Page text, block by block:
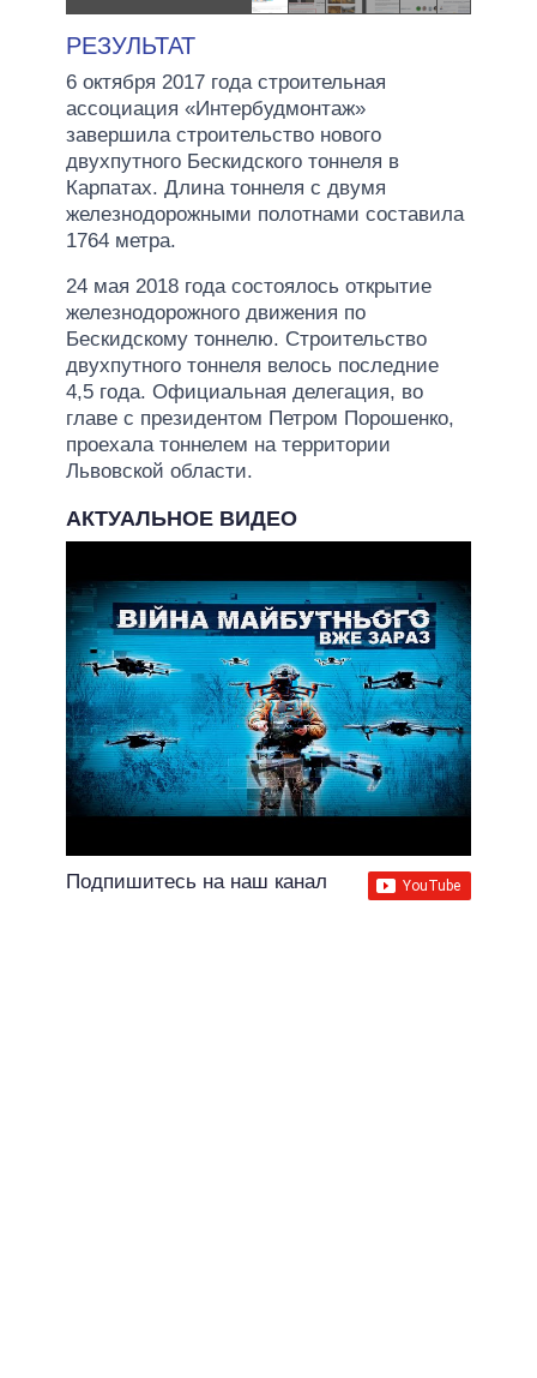
РЕЗУЛЬТАТ
6 октября 2017 года строительная
ассоциация «Интербудмонтаж»
завершила строительство нового
двухпутного Бескидского тоннеля в
Карпатах. Длина тоннеля с двумя
железнодорожными полотнами составила
1764 метра.
24 мая 2018 года состоялось открытие
железнодорожного движения по
Бескидскому тоннелю. Строительство
двухпутного тоннеля велось последние
4,5 года. Официальная делегация, во
главе с президентом Петром Порошенко,
проехала тоннелем на территории
Львовской области.
АКТУАЛЬНОЕ ВИДЕО
Подпишитесь на наш канал